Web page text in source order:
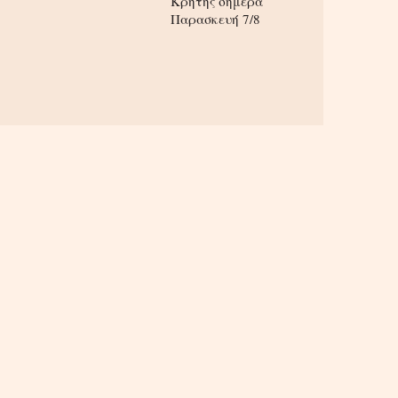
Παρασκευή 7/8